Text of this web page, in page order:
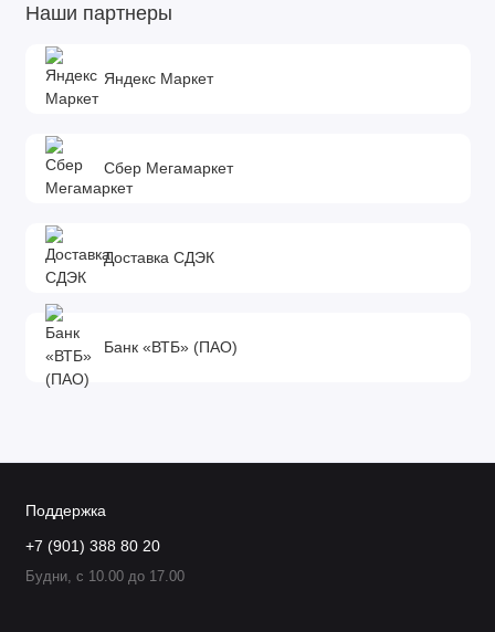
Наши партнеры
Яндекс Маркет
Сбер Мегамаркет
Доставка СДЭК
Банк «ВТБ» (ПАО)
Поддержка
+7 (901) 388 80 20
Будни, с 10.00 до 17.00